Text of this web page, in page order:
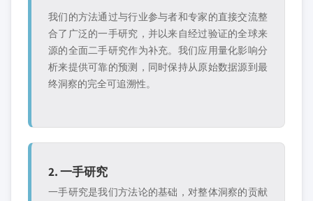
我们的方法通过与行业参与者和专家的直接交流整
合了广泛的一手研究，并以来自经过验证的全球来
源的全面二手研究作为补充。我们应用量化影响分
析来提供可靠的预测，同时保持从原始数据源到最
终洞察的完全可追溯性。
2. 一手研究
一手研究是我们方法论的基础，对整体洞察的贡献